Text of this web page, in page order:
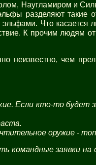
Наугламиром и
разделяют такие
Что касается
К прочим людям
неизвестно, чем
Если кто-то будет
оружие -
командные заявки на